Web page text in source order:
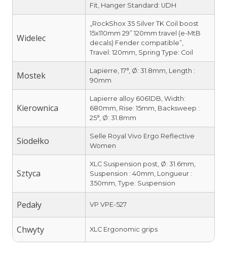
Fit, Hanger Standard: UDH
Widelec
„RockShox 35 Silver TK Coil boost
15x110mm 29” 120mm travel (e-MtB
decals) Fender compatible”,
Travel: 120mm, Spring Type: Coil
Mostek
Lapierre, 17°, Ø: 31.8mm, Length :
90mm
Kierownica
Lapierre alloy 6061DB, Width:
680mm, Rise: 15mm, Backsweep :
25°, Ø: 31.8mm
Siodełko
Selle Royal Vivo Ergo Reflective
Women
Sztyca
XLC Suspension post, Ø: 31.6mm,
Suspension : 40mm, Longueur :
350mm, Type: Suspension
Pedały VP VPE-527
Chwyty XLC Ergonomic grips